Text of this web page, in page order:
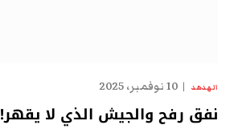
الهدهد 10 نوفمبر، 2025
نفق رفح والجيش الذي لا يقهر!